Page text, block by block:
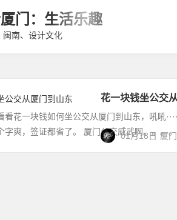
门：生活乐趣
闽南、设计文化
花一块钱坐公交
看花一块钱如何坐公交从厦门到山东，吼吼
字爽，签证都省了。 厦门公交威武啊。。。
01月18日 厦